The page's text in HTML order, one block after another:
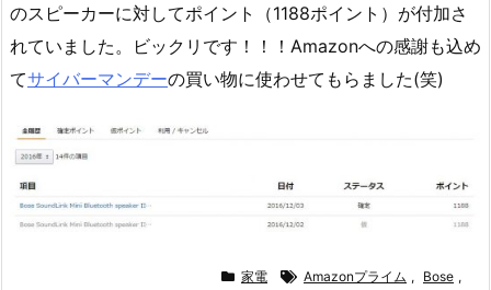
のスピーカーに対してポイント（1188ポイント）が付加さ
れていました。ビックリです！！！Amazonへの感謝も込め
てサイバーマンデーの買い物に使わせてもらました(笑)
家電 Amazonプライム , Bose ,